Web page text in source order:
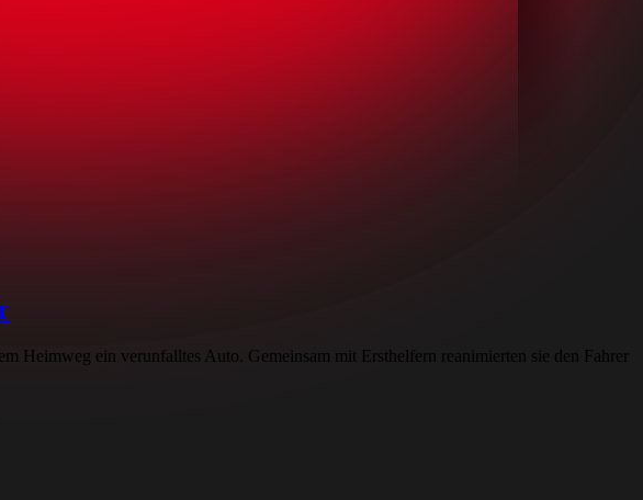
Heimweg ein verunfalltes Auto. Gemeinsam mit Ersthelfern reanimierten sie den Fahrer